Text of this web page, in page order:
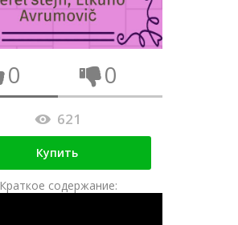
0 0
621
Купить
Краткое содержание: